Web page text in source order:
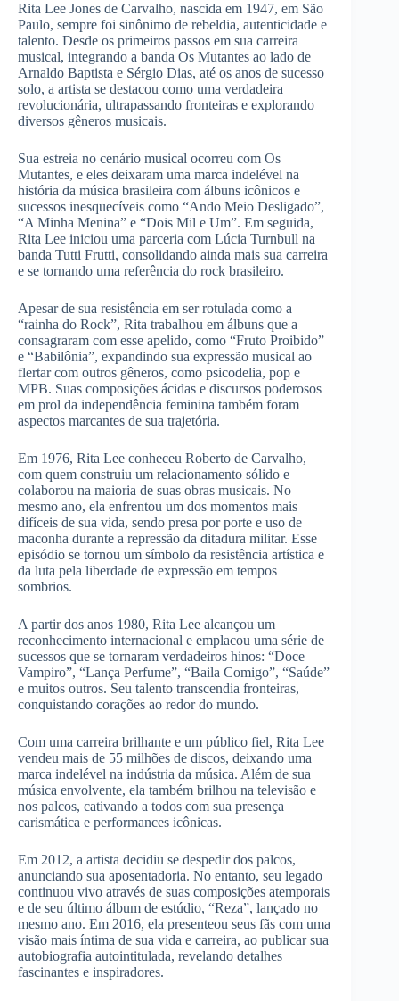
Rita Lee Jones de Carvalho, nascida em 1947, em São
Paulo, sempre foi sinônimo de rebeldia, autenticidade e
talento. Desde os primeiros passos em sua carreira
musical, integrando a banda Os Mutantes ao lado de
Arnaldo Baptista e Sérgio Dias, até os anos de sucesso
solo, a artista se destacou como uma verdadeira
revolucionária, ultrapassando fronteiras e explorando
diversos gêneros musicais.
Sua estreia no cenário musical ocorreu com Os
Mutantes, e eles deixaram uma marca indelével na
história da música brasileira com álbuns icônicos e
sucessos inesquecíveis como “Ando Meio Desligado”,
“A Minha Menina” e “Dois Mil e Um”. Em seguida,
Rita Lee iniciou uma parceria com Lúcia Turnbull na
banda Tutti Frutti, consolidando ainda mais sua carreira
e se tornando uma referência do rock brasileiro.
Apesar de sua resistência em ser rotulada como a
“rainha do Rock”, Rita trabalhou em álbuns que a
consagraram com esse apelido, como “Fruto Proibido”
e “Babilônia”, expandindo sua expressão musical ao
flertar com outros gêneros, como psicodelia, pop e
MPB. Suas composições ácidas e discursos poderosos
em prol da independência feminina também foram
aspectos marcantes de sua trajetória.
Em 1976, Rita Lee conheceu Roberto de Carvalho,
com quem construiu um relacionamento sólido e
colaborou na maioria de suas obras musicais. No
mesmo ano, ela enfrentou um dos momentos mais
difíceis de sua vida, sendo presa por porte e uso de
maconha durante a repressão da ditadura militar. Esse
episódio se tornou um símbolo da resistência artística e
da luta pela liberdade de expressão em tempos
sombrios.
A partir dos anos 1980, Rita Lee alcançou um
reconhecimento internacional e emplacou uma série de
sucessos que se tornaram verdadeiros hinos: “Doce
Vampiro”, “Lança Perfume”, “Baila Comigo”, “Saúde”
e muitos outros. Seu talento transcendia fronteiras,
conquistando corações ao redor do mundo.
Com uma carreira brilhante e um público fiel, Rita Lee
vendeu mais de 55 milhões de discos, deixando uma
marca indelével na indústria da música. Além de sua
música envolvente, ela também brilhou na televisão e
nos palcos, cativando a todos com sua presença
carismática e performances icônicas.
Em 2012, a artista decidiu se despedir dos palcos,
anunciando sua aposentadoria. No entanto, seu legado
continuou vivo através de suas composições atemporais
e de seu último álbum de estúdio, “Reza”, lançado no
mesmo ano. Em 2016, ela presenteou seus fãs com uma
visão mais íntima de sua vida e carreira, ao publicar sua
autobiografia autointitulada, revelando detalhes
fascinantes e inspiradores.